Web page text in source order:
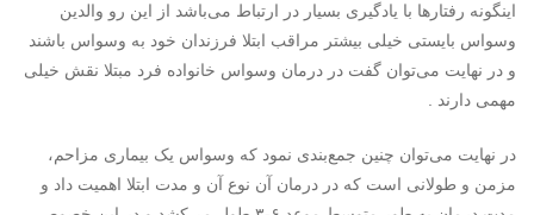
اینگونه رفتارها با یادگیری بسیار در ارتباط می‌باشد از این رو والدین
وسواس بایستی خیلی بیشتر مراقب ابتلا فرزندان خود به وسواس باشند
و در نهایت می‌توان گفت در درمان وسواس خانواده فرد مبتلا نقش خیلی
مهمی دارند .
در نهایت می‌توان چنین جمع‌بندی نمود که وسواس یک بیماری مزاحم،
مزمن و طولانی است که در درمان آن نوع آن و مدت ابتلا اهمیت داد و